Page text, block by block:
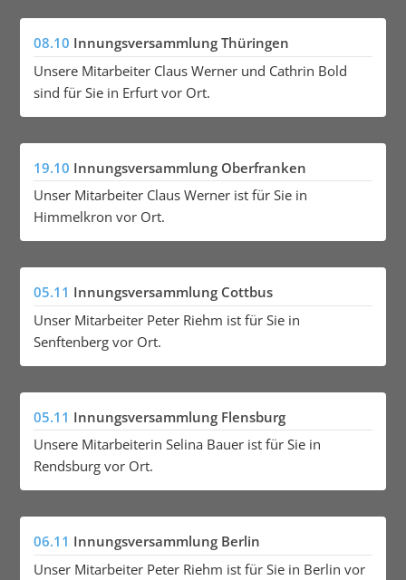
08.10 Innungsversammlung Thüringen
Unsere Mitarbeiter Claus Werner und Cathrin Bold
sind für Sie in Erfurt vor Ort.
19.10 Innungsversammlung Oberfranken
Unser Mitarbeiter Claus Werner ist für Sie in
Himmelkron vor Ort.
05.11 Innungsversammlung Cottbus
Unser Mitarbeiter Peter Riehm ist für Sie in
Senftenberg vor Ort.
05.11 Innungsversammlung Flensburg
Unsere Mitarbeiterin Selina Bauer ist für Sie in
Rendsburg vor Ort.
06.11 Innungsversammlung Berlin
Unser Mitarbeiter Peter Riehm ist für Sie in Berlin vor